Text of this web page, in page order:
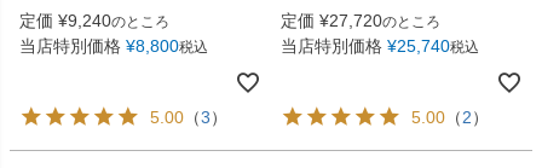
定価 ¥9,240のところ
当店特別価格 ¥8,800税込
5.00 （3）
定価 ¥27,720のところ
当店特別価格 ¥25,740税込
5.00 （2）